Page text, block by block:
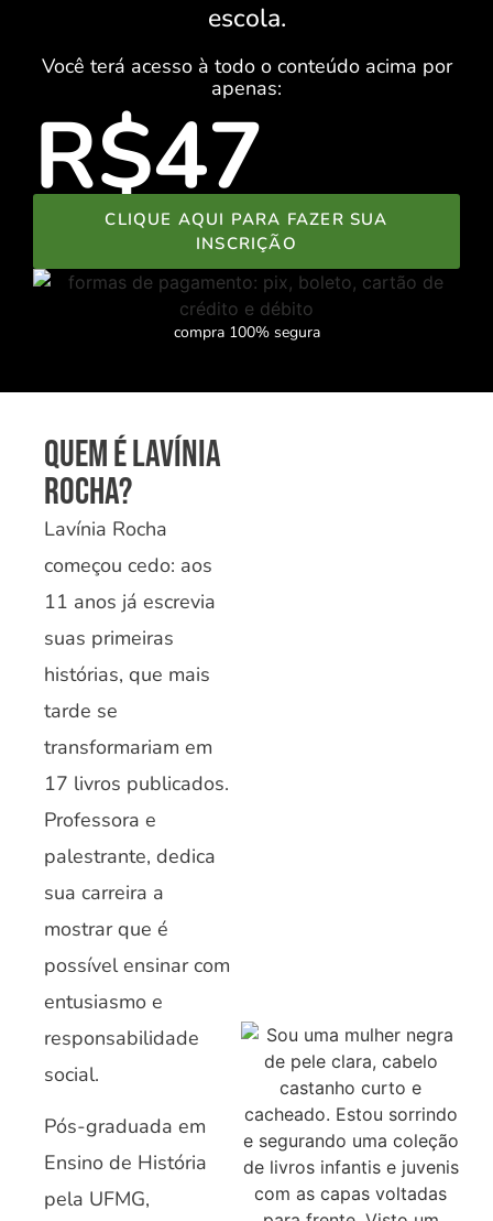
escola.
Você terá acesso à todo o conteúdo acima por
apenas:
R$47
CLIQUE AQUI PARA FAZER SUA
INSCRIÇÃO
compra 100% segura
quem é lavínia
rocha?
Lavínia Rocha
começou cedo: aos
11 anos já escrevia
suas primeiras
histórias, que mais
tarde se
transformariam em
17 livros publicados.
Professora e
palestrante, dedica
sua carreira a
mostrar que é
possível ensinar com
entusiasmo e
responsabilidade
social.
Pós-graduada em
Ensino de História
pela UFMG,